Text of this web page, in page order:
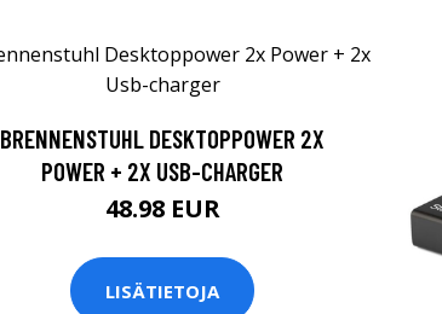
BRENNENSTUHL DESKTOPPOWER 2X
POWER + 2X USB-CHARGER
48.98 EUR
LISÄTIETOJA